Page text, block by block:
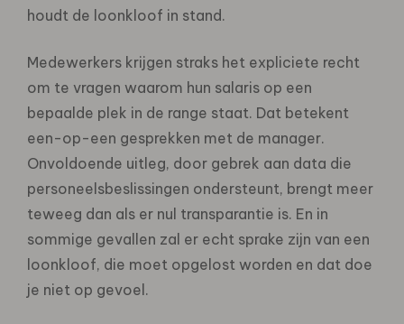
houdt de loonkloof in stand.
Medewerkers krijgen straks het expliciete recht
om te vragen waarom hun salaris op een
bepaalde plek in de range staat. Dat betekent
een-op-een gesprekken met de manager.
Onvoldoende uitleg, door gebrek aan data die
personeelsbeslissingen ondersteunt, brengt meer
teweeg dan als er nul transparantie is. En in
sommige gevallen zal er echt sprake zijn van een
loonkloof, die moet opgelost worden en dat doe
je niet op gevoel.